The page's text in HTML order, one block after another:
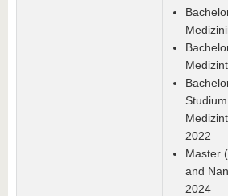
2022
Master
and
2024